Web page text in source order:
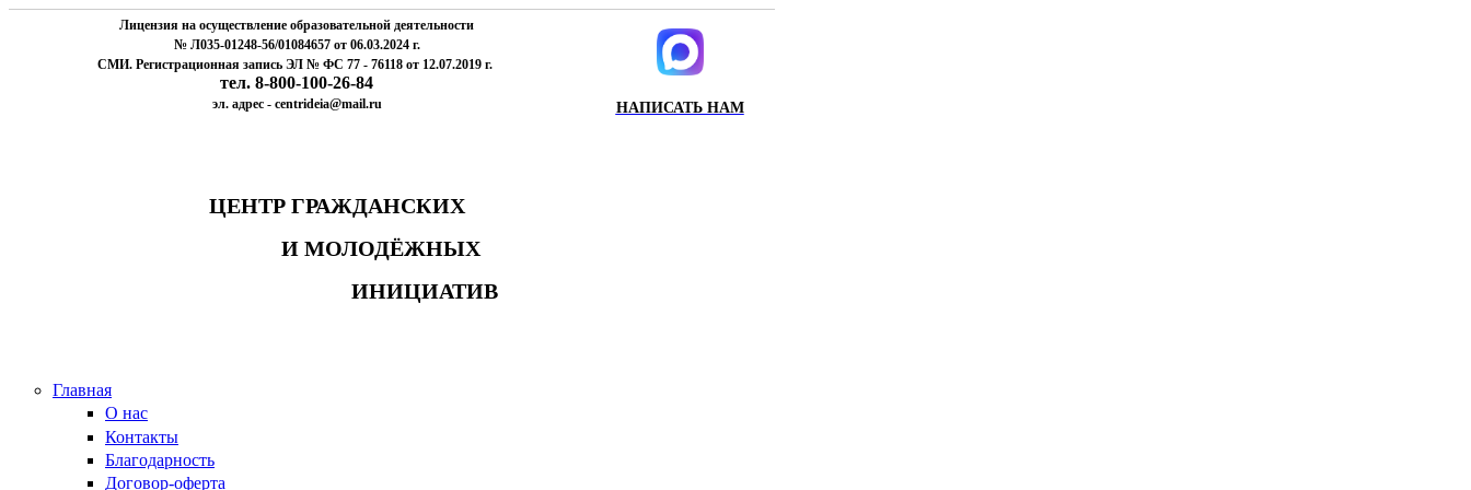
Лицензия на осуществление образовательной деятельности
№ Л035-01248-56/01084657 от 06.03.2024 г.
СМИ. Регистрационная запись ЭЛ № ФС 77 - 76118 от 12.07.2019 г.
тел. 8-800-100-26-84
эл. адрес - centrideia@mail.ru НАПИСАТЬ НАМ
ЦЕНТР ГРАЖДАНСКИХ
И МОЛОДЁЖНЫХ
ИНИЦИАТИВ
Главная
О нас
Контакты
Благодарность
Договор-оферта